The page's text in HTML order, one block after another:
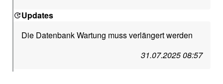
Updates
Die Datenbank Wartung muss verlängert werden
31.07.2025 08:57